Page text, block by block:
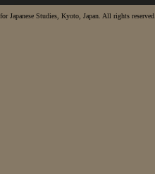
Japanese Studies, Kyoto, Japan. All rights reserved.